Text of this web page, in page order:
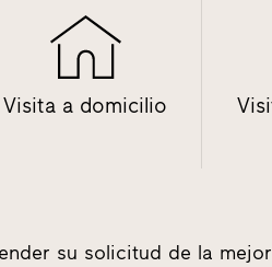
Visita a domicilio
su solicitud de la